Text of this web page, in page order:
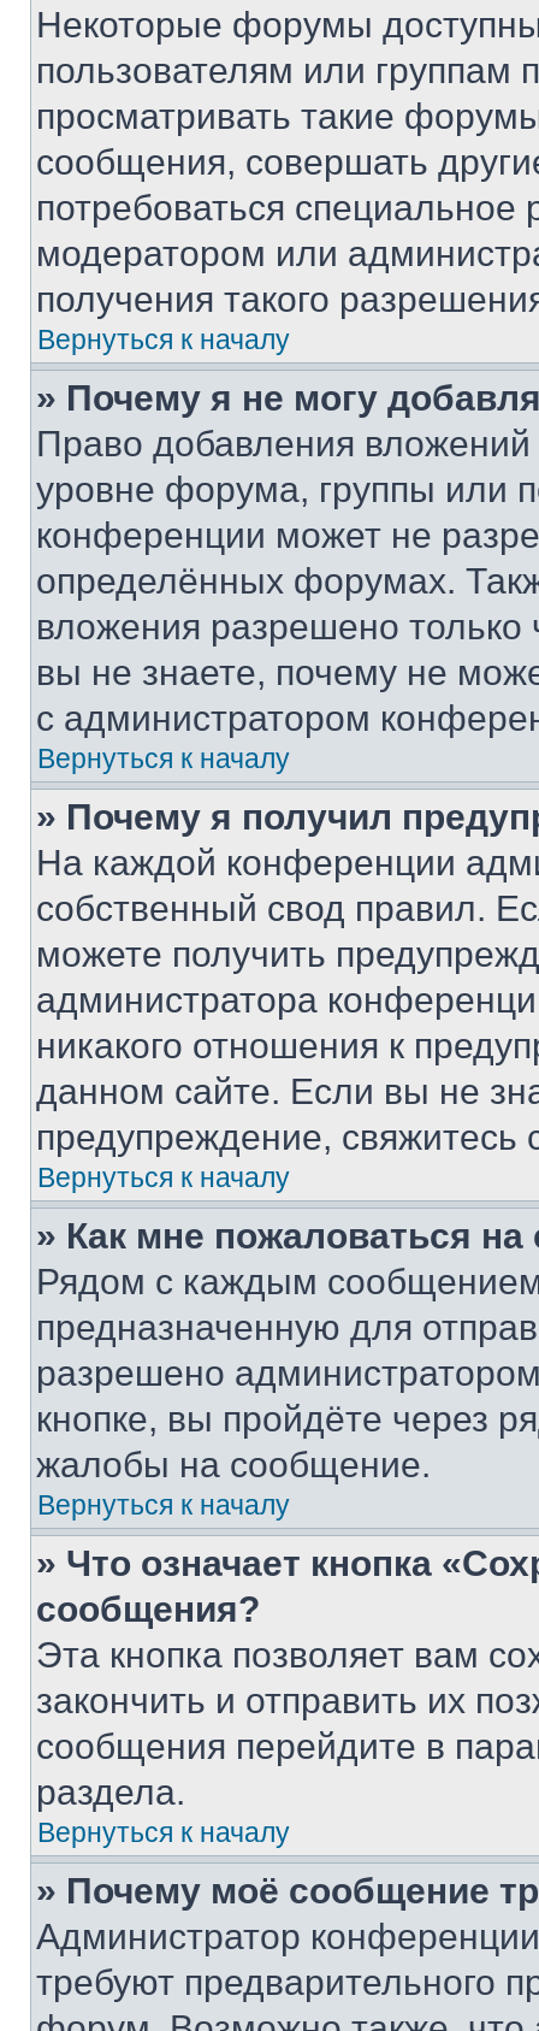
Некоторые форумы
пользователям или группам
просматривать такие
сообщения, совершать
потребоваться
модератором или
получения такого
Вернуться к началу
» Почему я не могу
Право добавления
уровне форума, группы или
конференции может не
определённых форумах.
вложения разрешено
вы не знаете, почему не
с администратором
Вернуться к началу
» Почему я получил
На каждой конференции
собственный свод правил.
можете получить
администратора
никакого отношения к
данном сайте. Если вы не
предупреждение,
Вернуться к началу
» Как мне пожаловаться
Рядом с каждым сообщением
предназначенную для
разрешено
кнопке, вы пройдёте через
жалобы на сообщение.
Вернуться к началу
» Что означает кнопка
сообщения?
Эта кнопка позволяет вам
закончить и отправить их
сообщения перейдите в
раздела.
Вернуться к началу
» Почему моё сообщение
Администратор
требуют предварительного